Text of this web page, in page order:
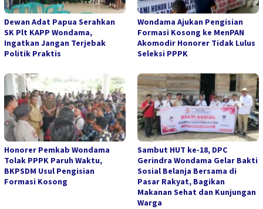
Dewan Adat Papua Serahkan
SK Plt KAPP Wondama,
Ingatkan Jangan Terjebak
Politik Praktis
Wondama Ajukan Pengisian
Formasi Kosong ke MenPAN
Akomodir Honorer Tidak Lulus
Seleksi PPPK
Honorer Pemkab Wondama
Tolak PPPK Paruh Waktu,
BKPSDM Usul Pengisian
Formasi Kosong
Sambut HUT ke-18, DPC
Gerindra Wondama Gelar Bakti
Sosial Belanja Bersama di
Pasar Rakyat, Bagikan
Makanan Sehat dan Kunjungan
Warga